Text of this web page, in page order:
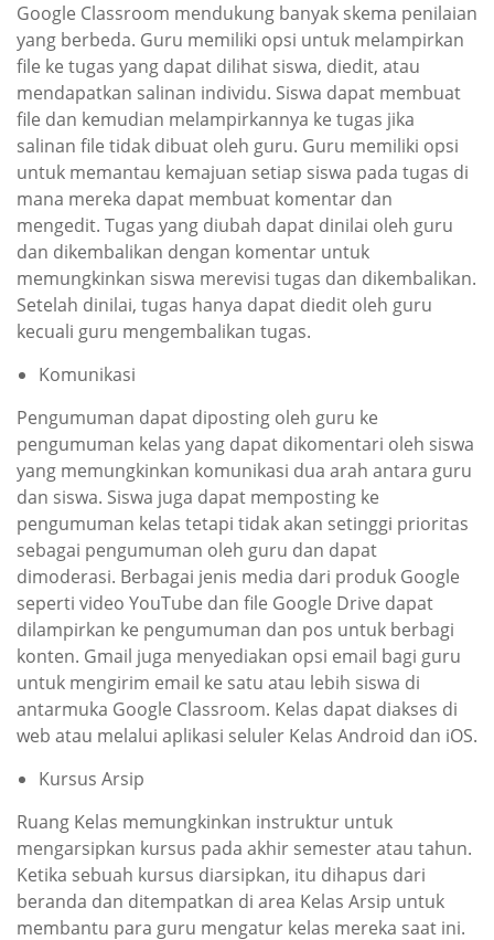
Google Classroom mendukung banyak skema penilaian
yang berbeda. Guru memiliki opsi untuk melampirkan
file ke tugas yang dapat dilihat siswa, diedit, atau
mendapatkan salinan individu. Siswa dapat membuat
file dan kemudian melampirkannya ke tugas jika
salinan file tidak dibuat oleh guru. Guru memiliki opsi
untuk memantau kemajuan setiap siswa pada tugas di
mana mereka dapat membuat komentar dan
mengedit. Tugas yang diubah dapat dinilai oleh guru
dan dikembalikan dengan komentar untuk
memungkinkan siswa merevisi tugas dan dikembalikan.
Setelah dinilai, tugas hanya dapat diedit oleh guru
kecuali guru mengembalikan tugas.
Komunikasi
Pengumuman dapat diposting oleh guru ke
pengumuman kelas yang dapat dikomentari oleh siswa
yang memungkinkan komunikasi dua arah antara guru
dan siswa. Siswa juga dapat memposting ke
pengumuman kelas tetapi tidak akan setinggi prioritas
sebagai pengumuman oleh guru dan dapat
dimoderasi. Berbagai jenis media dari produk Google
seperti video YouTube dan file Google Drive dapat
dilampirkan ke pengumuman dan pos untuk berbagi
konten. Gmail juga menyediakan opsi email bagi guru
untuk mengirim email ke satu atau lebih siswa di
antarmuka Google Classroom. Kelas dapat diakses di
web atau melalui aplikasi seluler Kelas Android dan iOS.
Kursus Arsip
Ruang Kelas memungkinkan instruktur untuk
mengarsipkan kursus pada akhir semester atau tahun.
Ketika sebuah kursus diarsipkan, itu dihapus dari
beranda dan ditempatkan di area Kelas Arsip untuk
membantu para guru mengatur kelas mereka saat ini.